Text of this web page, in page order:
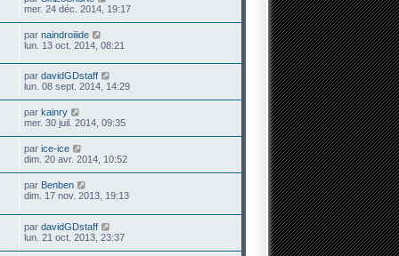
mer. 24 déc. 2014, 19:17
par naindroiiide
lun. 13 oct. 2014, 08:21
par davidGDstaff
lun. 08 sept. 2014, 14:29
par kainry
mer. 30 juil. 2014, 09:35
par ice-ice
dim. 20 avr. 2014, 10:52
par Benben
dim. 17 nov. 2013, 19:13
par davidGDstaff
lun. 21 oct. 2013, 23:37